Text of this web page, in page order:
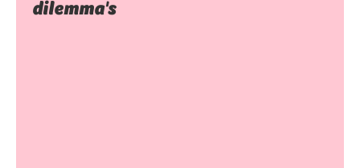
dilemma's